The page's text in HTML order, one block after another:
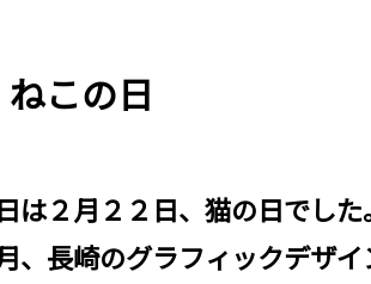
ねこの日
は２月２２日、猫の日でした
、長崎のグラフィックデザ